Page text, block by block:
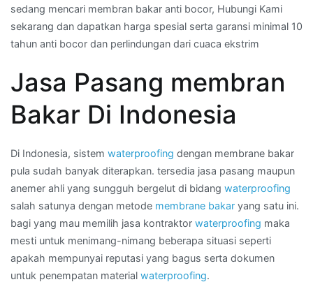
22
44
–
Kami
ukuran
bakar
waterproofing
di
Kota
SURABAYA
sedang mencari membran bakar anti bocor, Hubungi Kami
sekarang dan dapatkan harga spesial serta garansi minimal 10
tahun anti bocor dan perlindungan dari cuaca ekstrim
Jasa Pasang membran
Bakar Di Indonesia
Di Indonesia, sistem waterproofing dengan membrane bakar
pula sudah banyak diterapkan. tersedia jasa pasang maupun
anemer ahli yang sungguh bergelut di bidang waterproofing
salah satunya dengan metode membrane bakar yang satu ini.
bagi yang mau memilih jasa kontraktor waterproofing maka
mesti untuk menimang-nimang beberapa situasi seperti
apakah mempunyai reputasi yang bagus serta dokumen
untuk penempatan material waterproofing.